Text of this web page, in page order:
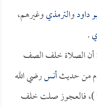
داودوالترمذيوغيرهم،
.
أن الصلاة خلف الصف
من حديثأنسرضي الله
)، فالعجوز صلت خلف